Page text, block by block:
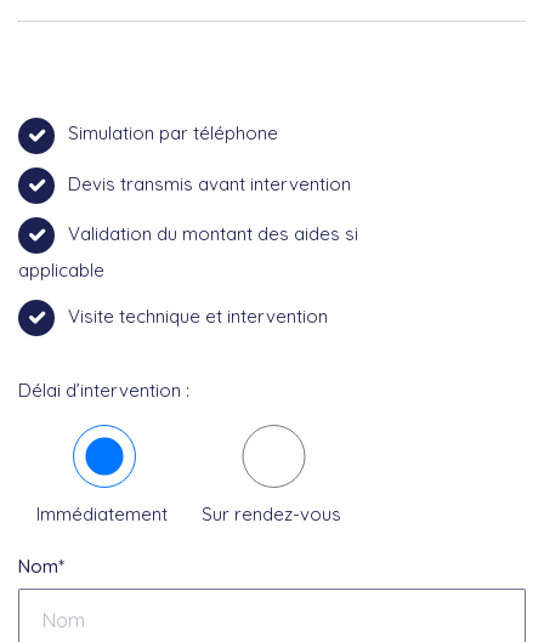
Simulation par téléphone
Devis transmis avant intervention
Validation du montant des aides si
applicable
Visite technique et intervention
Délai d’intervention :
Immédiatement Sur rendez-vous
Nom*